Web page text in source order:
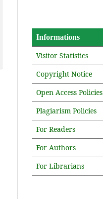
Informations
Visitor Statistics
Copyright Notice
Open Access Policies
Plagiarism Policies
For Readers
For Authors
For Librarians